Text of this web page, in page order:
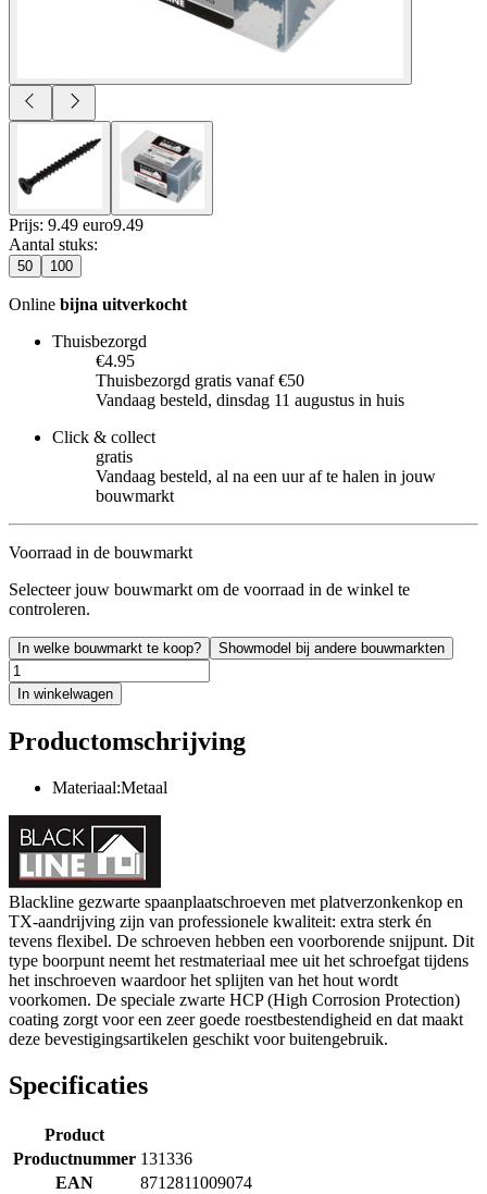
Prijs: 9.49 euro9.49
Aantal stuks:
50 100
Online bijna uitverkocht
Thuisbezorgd
€4.95
Thuisbezorgd gratis vanaf €50
Vandaag besteld, dinsdag 11 augustus in huis
Click & collect
gratis
Vandaag besteld, al na een uur af te halen in jouw
bouwmarkt
Voorraad in de bouwmarkt
Selecteer jouw bouwmarkt om de voorraad in de winkel te
controleren.
In welke bouwmarkt te koop? Showmodel bij andere bouwmarkten
In winkelwagen
Productomschrijving
Materiaal:Metaal
Blackline gezwarte spaanplaatschroeven met platverzonkenkop en
TX-aandrijving zijn van professionele kwaliteit: extra sterk én
tevens flexibel. De schroeven hebben een voorborende snijpunt. Dit
type boorpunt neemt het restmateriaal mee uit het schroefgat tijdens
het inschroeven waardoor het splijten van het hout wordt
voorkomen. De speciale zwarte HCP (High Corrosion Protection)
coating zorgt voor een zeer goede roestbestendigheid en dat maakt
deze bevestigingsartikelen geschikt voor buitengebruik.
Specificaties
Product
Productnummer 131336
EAN
8712811009074